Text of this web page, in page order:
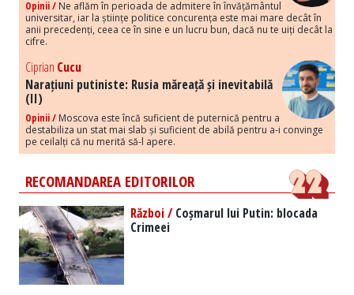
Opinii / Ne aflăm în perioada de admitere în învățământul
universitar, iar la științe politice concurența este mai mare decât în
anii precedenți, ceea ce în sine e un lucru bun, dacă nu te uiți decât la
cifre.
Ciprian Cucu
Narațiuni putiniste: Rusia măreață și inevitabilă
(II)
Opinii / Moscova este încă suficient de puternică pentru a
destabiliza un stat mai slab și suficient de abilă pentru a-i convinge
pe ceilalți că nu merită să-l apere.
RECOMANDAREA EDITORILOR
Război /Coșmarul lui Putin: blocada
Crimeei